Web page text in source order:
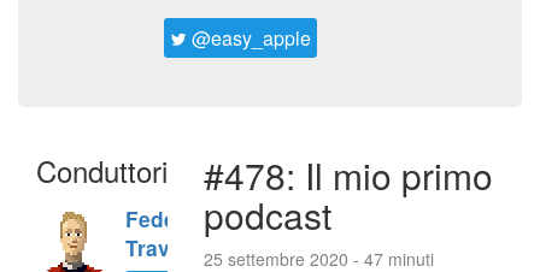
@easy_apple
Conduttori
Federico
Travaini
#478: Il mio primo
podcast
25 settembre 2020 - 47 minuti